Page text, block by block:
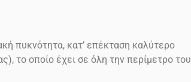
πυκνότητα, κατ’ επέκταση καλύτερο
το οποίο έχει σε όλη την περίμετρο του